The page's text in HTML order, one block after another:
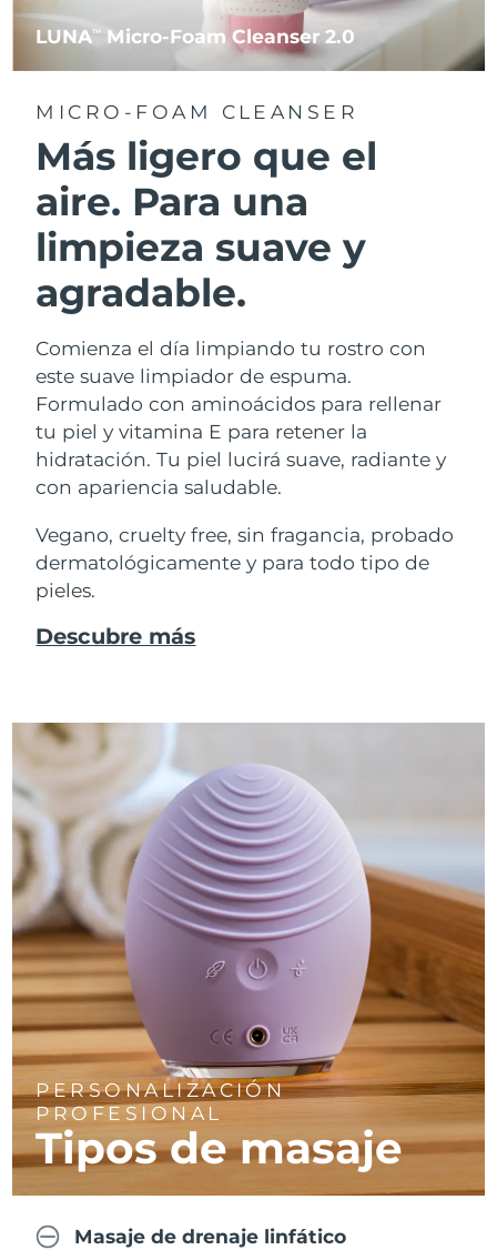
LUNATM Micro-Foam Cleanser 2.0
MICRO-FOAM CLEANSER
Más ligero que el
aire. Para una
limpieza suave y
agradable.
Comienza el día limpiando tu rostro con
este suave limpiador de espuma.
Formulado con aminoácidos para rellenar
tu piel y vitamina E para retener la
hidratación. Tu piel lucirá suave, radiante y
con apariencia saludable.
Vegano, cruelty free, sin fragancia, probado
dermatológicamente y para todo tipo de
pieles.
Descubre más
PERSONALIZACIÓN
PROFESIONAL
Tipos de masaje
Masaje de drenaje linfático